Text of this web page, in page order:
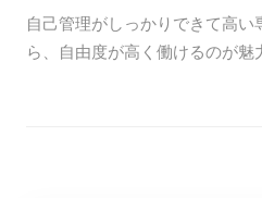
自己管理がしっかりできて高
ら、自由度が高く働けるのが魅